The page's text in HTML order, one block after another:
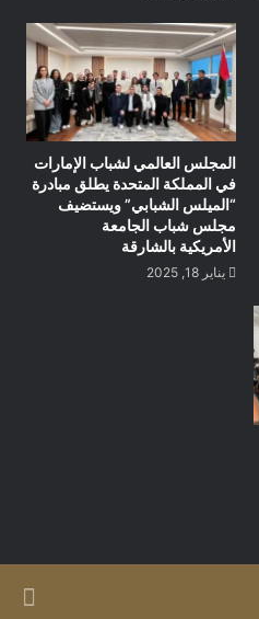
المجلس العالمي لشباب الإمارات
في المملكة المتحدة يطلق مبادرة
“الميلس الشبابي” ويستضيف
مجلس شباب الجامعة
الأمريكية بالشارقة
يناير 18, 2025